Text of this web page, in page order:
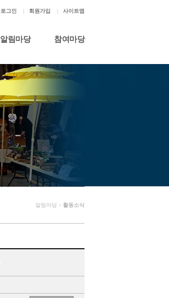
로그인 | 회원가입 | 사이트맵
알림마당 참여마당
알림마당 > 활동소식